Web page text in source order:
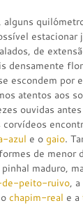
de
densamente
escondem por
atentos aos
ouvidas
azul e o gaio.
de menor
maduro,
peito-ruivo, a
chapim-real e a